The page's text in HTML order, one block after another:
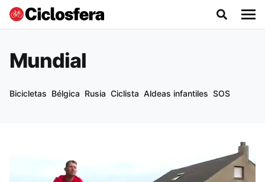
Mundial
Bicicletas Bélgica Rusia Ciclista Aldeas infantiles SOS